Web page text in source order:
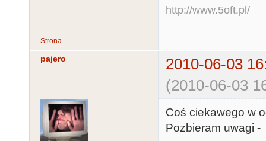
http://www.5oft.pl/
Strona
pajero
2010-06-03
(2010-06-03
Coś ciekawego w
Pozbieram uwagi